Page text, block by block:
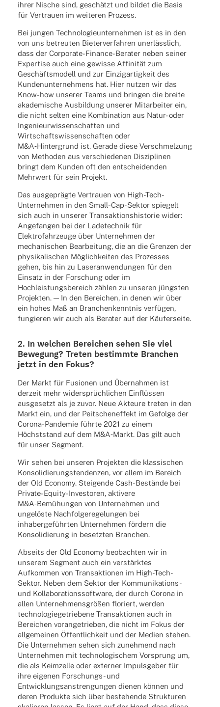
ihrer Nische sind, geschätzt und bildet die Basis
für Vertrauen im weite­ren Prozess.
Bei jungen Tech­no­lo­gie­un­ter­neh­men ist es in den
von uns betreu­ten Bieter­ver­fah­ren uner­läss­lich,
dass der Corpo­rate-Finance-Bera­ter neben seiner
Exper­tise auch eine gewisse Affi­ni­tät zum
Geschäfts­mo­dell und zur Einzig­ar­tig­keit des
Kunden­un­ter­neh­mens hat. Hier nutzen wir das
Know-how unse­rer Teams und brin­gen die breite
akade­mi­sche Ausbil­dung unse­rer Mitar­bei­ter ein,
die nicht selten eine Kombi­na­tion aus Natur- oder
Inge­nieur­wis­sen­schaf­ten und
Wirt­schafts­wis­sen­schaf­ten oder
M&A‑Hintergrund ist. Gerade diese Verschmel­zung
von Metho­den aus verschie­de­nen Diszi­pli­nen
bringt dem Kunden oft den entschei­den­den
Mehr­wert für sein Projekt.
Das ausge­prägte Vertrauen von High-Tech-
Unter­neh­men in den Small-Cap-Sektor spie­gelt
sich auch in unse­rer Trans­ak­ti­ons­his­to­rie wider:
Ange­fan­gen bei der Lade­tech­nik für
Elek­tro­fahr­zeuge über Unter­neh­men der
mecha­ni­schen Bear­bei­tung, die an die Gren­zen der
physi­ka­li­schen Möglich­kei­ten des Prozes­ses
gehen, bis hin zu Laser­an­wen­dun­gen für den
Einsatz in der Forschung oder im
Hoch­leis­tungs­be­reich zählen zu unse­ren jüngs­ten
Projek­ten. — In den Berei­chen, in denen wir über
ein hohes Maß an Bran­chen­kennt­nis verfü­gen,
fungie­ren wir auch als Bera­ter auf der Käuferseite.
2. In welchen Berei­chen sehen Sie viel
Bewe­gung? Treten bestimmte Bran­chen
jetzt in den Fokus?
Der Markt für Fusio­nen und Über­nah­men ist
derzeit mehr wider­sprüch­li­chen Einflüs­sen
ausge­setzt als je zuvor. Neue Akteure treten in den
Markt ein, und der Peit­schen­ef­fekt im Gefolge der
Corona-Pande­mie führte 2021 zu einem
Höchst­stand auf dem M&A‑Markt. Das gilt auch
für unser Segment.
Wir sehen bei unse­ren Projek­ten die klas­si­schen
Konso­li­die­rungs­ten­den­zen, vor allem im Bereich
der Old Economy. Stei­gende Cash-Bestände bei
Private-Equity-Inves­to­ren, akti­vere
M&A‑Bemühungen von Unter­neh­men und
unge­löste Nach­fol­ge­re­ge­lun­gen bei
inha­ber­ge­führ­ten Unter­neh­men fördern die
Konso­li­die­rung in besetz­ten Branchen.
Abseits der Old Economy beob­ach­ten wir in
unse­rem Segment auch ein verstärk­tes
Aufkom­men von Trans­ak­tio­nen im High-Tech-
Sektor. Neben dem Sektor der Kommu­ni­ka­ti­ons-
und Kolla­bo­ra­ti­ons­soft­ware, der durch Corona in
allen Unter­neh­mens­grö­ßen floriert, werden
tech­no­lo­gie­ge­trie­bene Trans­ak­tio­nen auch in
Berei­chen voran­ge­trie­ben, die nicht im Fokus der
allge­mei­nen Öffent­lich­keit und der Medien stehen.
Die Unter­neh­men sehen sich zuneh­mend nach
Unter­neh­men mit tech­no­lo­gi­schem Vorsprung um,
die als Keim­zelle oder exter­ner Impuls­ge­ber für
ihre eige­nen Forschungs- und
Entwick­lungs­an­stren­gun­gen dienen können und
deren Produkte sich über bestehende Struk­tu­ren